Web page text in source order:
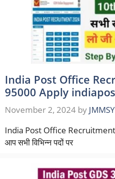
India Post Office
95000 Apply
November 2, 2024 by
India Post Office Recruitment
आप सभी विभिन्न पदों पर